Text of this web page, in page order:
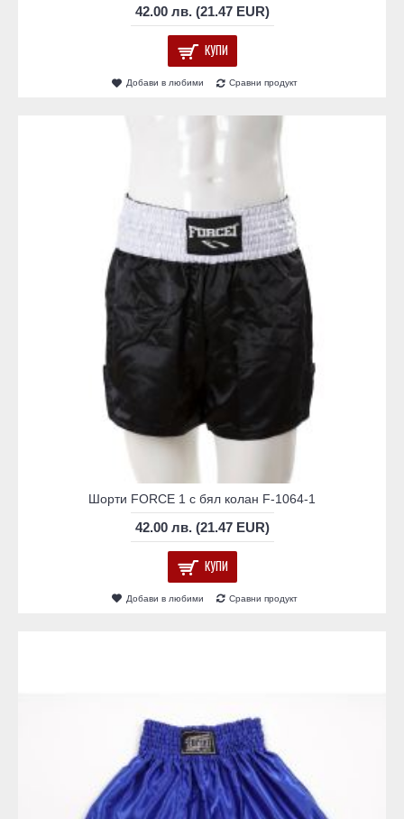
42.00 лв. (21.47 EUR)
КУПИ
Добави в любими Сравни продукт
Шорти FORCE 1 с бял колан F-1064-1
42.00 лв. (21.47 EUR)
КУПИ
Добави в любими Сравни продукт